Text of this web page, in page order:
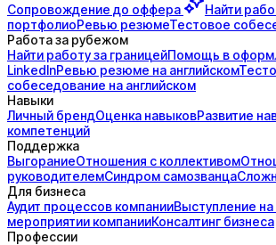
Сопровождение до оффера Найти
портфолиоРевью резюмеТестовое
Работа за рубежом
Найти работу за границейПомощь в
LinkedInРевью резюме на английском
собеседование на английском
Навыки
Личный брендОценка навыковРазвитие
компетенций
Поддержка
ВыгораниеОтношения с коллективом
руководителемСиндром самозванца
Для бизнеса
Аудит процессов компанииВыступление
мероприятии компанииКонсалтинг бизнеса
Профессии